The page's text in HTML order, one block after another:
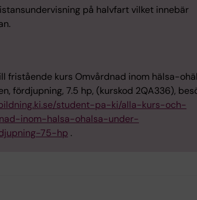
på halvfart vilket innebär
fristående kurs Omvårdnad inom hälsa-
fördjupning, 7.5 hp, (kurskod 2QA336),
student-pa-ki/alla-kurs-och-
inom-halsa-ohalsa-under-
75-hp .